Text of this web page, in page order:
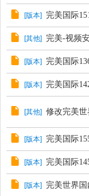
[版本] 完美国际
[其他] 完美-视频
[版本] 完美国际
[版本] 完美国际
[其他] 修改完美
[版本] 完美国际
[版本] 完美国际
[版本] 完美世界国